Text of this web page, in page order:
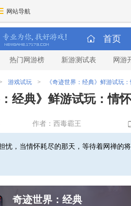
网站导航
首页
热门网游榜 新游测试表 网游
游戏试玩 > 《奇迹世界：经典》鲜游试玩
：经典》鲜游试玩：情
作者：西毒霸王
忧，当情怀耗尽的那天，等待着网禅的
奇迹世界：经典